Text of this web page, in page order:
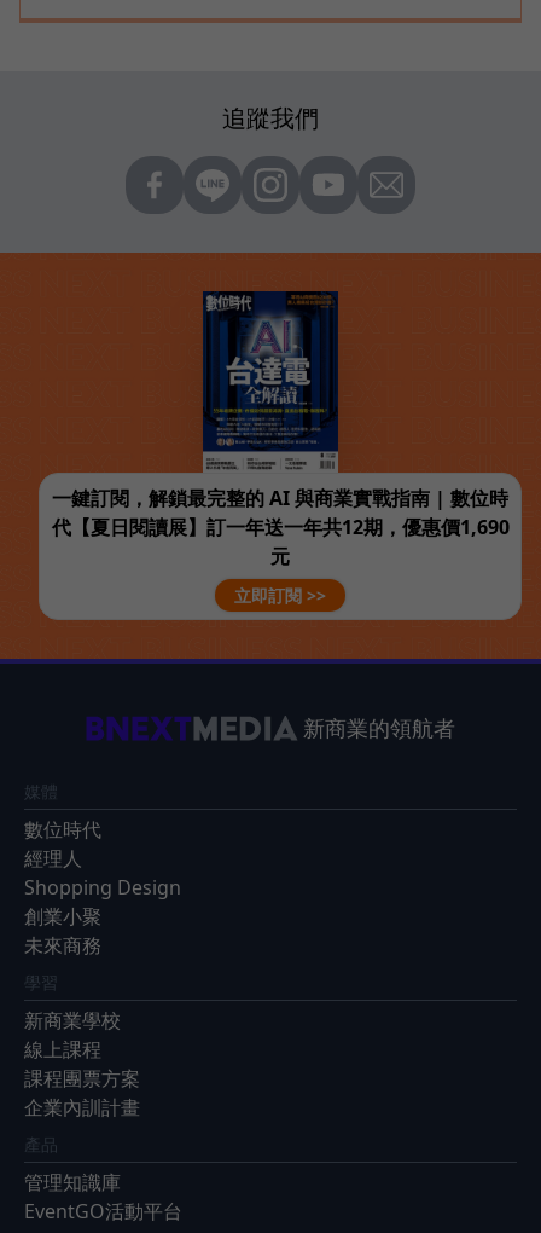
追蹤我們
一鍵訂閱，解鎖最完整的 AI 與商業實戰指南 | 數位時
代【夏日閱讀展】訂一年送一年共12期，優惠價1,690
元
立即訂閱 >>
新商業的領航者
媒體
數位時代
經理人
Shopping Design
創業小聚
未來商務
學習
新商業學校
線上課程
課程團票方案
企業內訓計畫
產品
管理知識庫
EventGO活動平台